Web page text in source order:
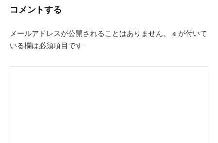
ョ
コメントする
メールアドレスが公開されることはありません。 ※ が付いて
いる欄は必須項目です